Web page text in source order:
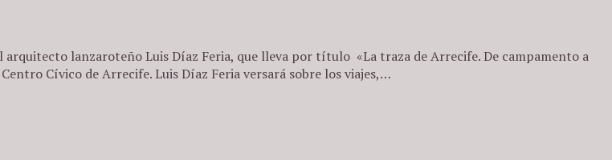
lanzaroteño Luis Díaz Feria, que lleva por título «La traza de Arrecife. De campamento a
Cívico de Arrecife. Luis Díaz Feria versará sobre los viajes,…